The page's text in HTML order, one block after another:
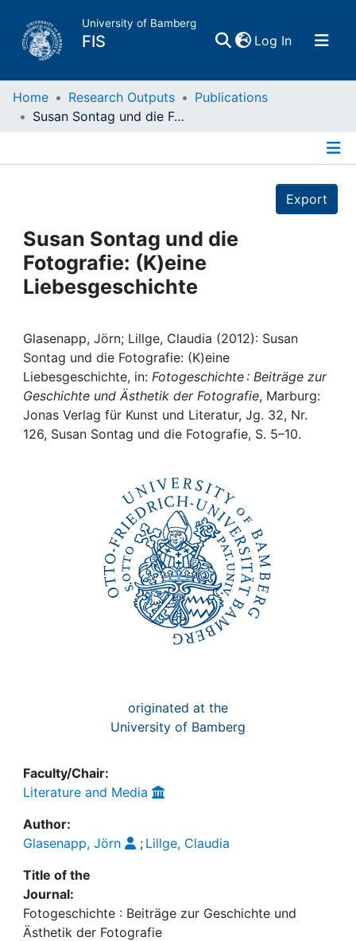
University of Bamberg
FIS Log In(current)
Home
Projects
People
Awards
My FIS
Help
Home Research Outputs
Publications
Susan Sontag und die Fotografie: (K)eine Liebesgeschichte
Export
Susan Sontag und die
Fotografie: (K)eine
Liebesgeschichte
Glasenapp, Jörn; Lillge, Claudia (2012): Susan
Sontag und die Fotografie: (K)eine
Liebesgeschichte, in: Fotogeschichte : Beiträge zur
Geschichte und Ästhetik der Fotografie, Marburg:
Jonas Verlag für Kunst und Literatur, Jg. 32, Nr.
126, Susan Sontag und die Fotografie, S. 5–10.
originated at the
University of Bamberg
Faculty/Chair:
Literature and Media
Author:
Glasenapp, Jörn
; Lillge, Claudia
Title of the
Journal:
Fotogeschichte : Beiträge zur Geschichte und
Ästhetik der Fotografie